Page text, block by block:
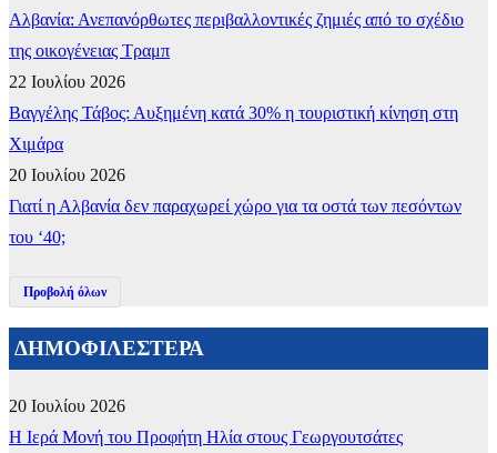
Αλβανία: Ανεπανόρθωτες περιβαλλοντικές ζημιές από το σχέδιο
της οικογένειας Τραμπ
22 Ιουλίου 2026
Βαγγέλης Τάβος: Αυξημένη κατά 30% η τουριστική κίνηση στη
Χιμάρα
20 Ιουλίου 2026
Γιατί η Αλβανία δεν παραχωρεί χώρο για τα οστά των πεσόντων
του ‘40;
Προβολή όλων
ΔΗΜΟΦΙΛΕΣΤΕΡΑ
20 Ιουλίου 2026
​Η Ιερά Μονή του Προφήτη Ηλία στους Γεωργουτσάτες